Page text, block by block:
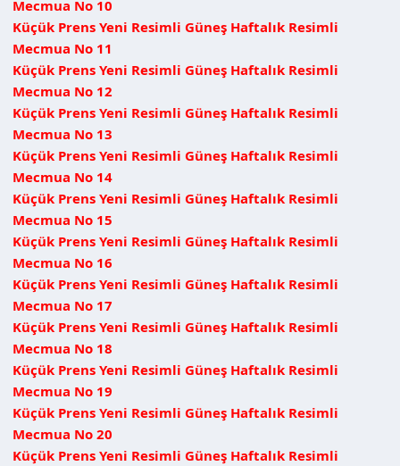
Mecmua No 10
Küçük Prens Yeni Resimli Güneş Haftalık Resimli
Mecmua No 11
Küçük Prens Yeni Resimli Güneş Haftalık Resimli
Mecmua No 12
Küçük Prens Yeni Resimli Güneş Haftalık Resimli
Mecmua No 13
Küçük Prens Yeni Resimli Güneş Haftalık Resimli
Mecmua No 14
Küçük Prens Yeni Resimli Güneş Haftalık Resimli
Mecmua No 15
Küçük Prens Yeni Resimli Güneş Haftalık Resimli
Mecmua No 16
Küçük Prens Yeni Resimli Güneş Haftalık Resimli
Mecmua No 17
Küçük Prens Yeni Resimli Güneş Haftalık Resimli
Mecmua No 18
Küçük Prens Yeni Resimli Güneş Haftalık Resimli
Mecmua No 19
Küçük Prens Yeni Resimli Güneş Haftalık Resimli
Mecmua No 20
Küçük Prens Yeni Resimli Güneş Haftalık Resimli